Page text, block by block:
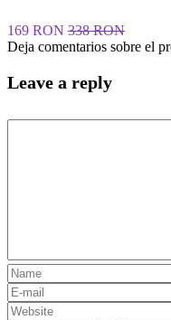
169 RON 338 RON
Deja comentarios sobre el
Leave a reply